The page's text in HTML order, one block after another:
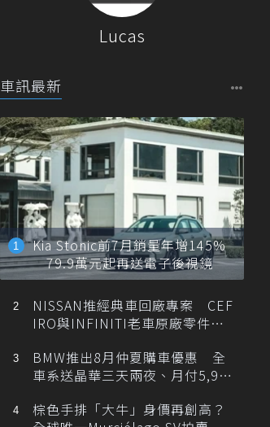
Lucas
車訊最新
Kia Stonic前7月銷量年增145%
79.9萬元起再送電子後視鏡
NISSAN推經典車回廠專案 CEF
IRO與INFINITI老車原廠零件最
BMW推出8月仲夏購車優惠 全
車系送晶華三天兩夜、月付5,900
棕色手排「大牛」身價再創高？